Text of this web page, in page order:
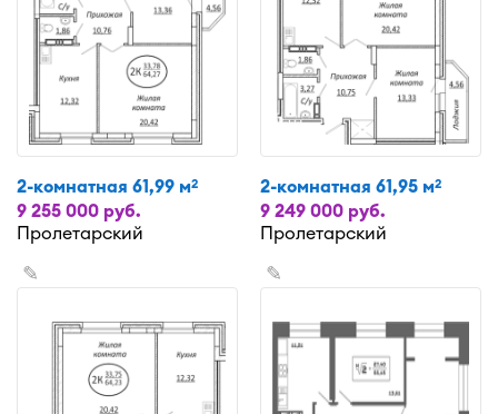
2-комнатная 61,99 м2
9 255 000 руб.
Пролетарский
2-комнатная 61,95 м2
9 249 000 руб.
Пролетарский
✎ ✎